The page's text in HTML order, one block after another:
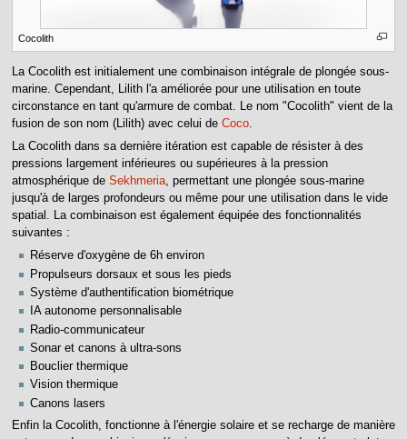
Cocolith
La Cocolith est initialement une combinaison intégrale de plongée sous-
marine. Cependant, Lilith l'a améliorée pour une utilisation en toute
circonstance en tant qu'armure de combat. Le nom "Cocolith" vient de la
fusion de son nom (Lilith) avec celui de Coco.
La Cocolith dans sa dernière itération est capable de résister à des
pressions largement inférieures ou supérieures à la pression
atmosphérique de Sekhmeria, permettant une plongée sous-marine
jusqu'à de larges profondeurs ou même pour une utilisation dans le vide
spatial. La combinaison est également équipée des fonctionnalités
suivantes :
Réserve d'oxygène de 6h environ
Propulseurs dorsaux et sous les pieds
Système d'authentification biométrique
IA autonome personnalisable
Radio-communicateur
Sonar et canons à ultra-sons
Bouclier thermique
Vision thermique
Canons lasers
Enfin la Cocolith, fonctionne à l'énergie solaire et se recharge de manière